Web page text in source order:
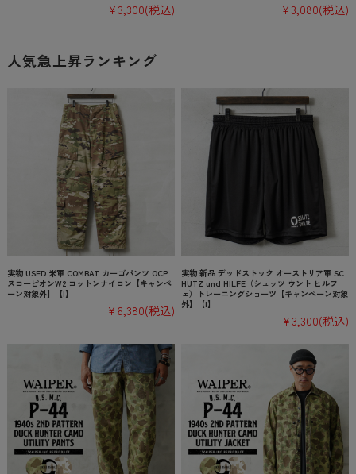
¥3,300(税込) ¥3,080(税込)
人気急上昇ランキング
実物 USED 米軍 COMBAT カーゴパンツ OCP
スコーピオンW2 コットンナイロン【キャンペ
ーン対象外】【I】
¥6,380(税込)
実物 新品 デッドストック オーストリア軍 SC
HUTZ und HILFE（シュッツ ウント ヒルフ
ェ）トレーニングショーツ【キャンペーン対象
外】【I】
¥3,300(税込)